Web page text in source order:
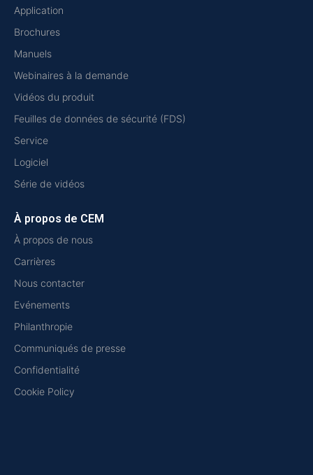
Application
Brochures
Manuels
Webinaires à la demande
Vidéos du produit
Feuilles de données de sécurité (FDS)
Service
Logiciel
Série de vidéos
À propos de CEM
À propos de nous
Carrières
Nous contacter
Evénements
Philanthropie
Communiqués de presse
Confidentialité
Cookie Policy